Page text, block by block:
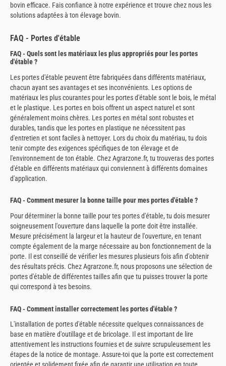
bovin efficace. Fais confiance à notre expérience et trouve chez nous les
solutions adaptées à ton élevage bovin.
FAQ - Portes d'étable
FAQ - Quels sont les matériaux les plus appropriés pour les portes
d'étable ?
Les portes d'étable peuvent être fabriquées dans différents matériaux,
chacun ayant ses avantages et ses inconvénients. Les options de
matériaux les plus courantes pour les portes d'étable sont le bois, le métal
et le plastique. Les portes en bois offrent un aspect naturel et sont
généralement moins chères. Les portes en métal sont robustes et
durables, tandis que les portes en plastique ne nécessitent pas
d'entretien et sont faciles à nettoyer. Lors du choix du matériau, tu dois
tenir compte des exigences spécifiques de ton élevage et de
l'environnement de ton étable. Chez Agrarzone.fr, tu trouveras des portes
d'étable en différents matériaux qui conviennent à différents domaines
d'application.
FAQ - Comment mesurer la bonne taille pour mes portes d'étable ?
Pour déterminer la bonne taille pour tes portes d'étable, tu dois mesurer
soigneusement l'ouverture dans laquelle la porte doit être installée.
Mesure précisément la largeur et la hauteur de l'ouverture, en tenant
compte également de la marge nécessaire au bon fonctionnement de la
porte. Il est conseillé de vérifier les mesures plusieurs fois afin d'obtenir
des résultats précis. Chez Agrarzone.fr, nous proposons une sélection de
portes d'étable de différentes tailles afin que tu puisses trouver la porte
qui correspond à tes besoins.
FAQ - Comment installer correctement les portes d'étable ?
L'installation de portes d'étable nécessite quelques connaissances de
base en matière d'outillage et de bricolage. Il est important de lire
attentivement les instructions fournies et de suivre scrupuleusement les
étapes de la notice de montage. Assure-toi que la porte est correctement